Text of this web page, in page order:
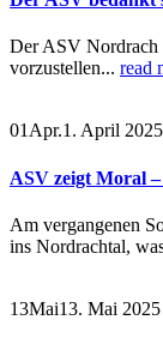
Der ASV Nordrach
vorzustellen... read
01 Apr.1. April 2025
ASV zeigt Moral
Am vergangenen
ins Nordrachtal,
13Mai13. Mai 2025